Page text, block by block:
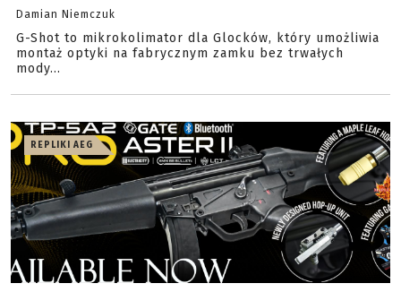
Damian Niemczuk
G-Shot to mikrokolimator dla Glocków, który umożliwia
montaż optyki na fabrycznym zamku bez trwałych
mody...
REPLIKI AEG